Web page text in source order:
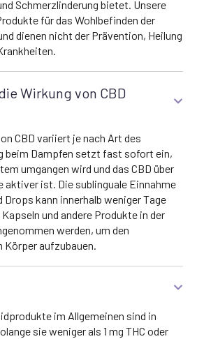
Schmerzlinderung bietet. Unsere
für das Wohlbefinden der
dienen nicht der Prävention, Heilung
Wirkung von CBD
CBD variiert je nach Art des
beim Dampfen setzt fast sofort ein,
umgangen wird und das CBD über
aktiver ist. Die sublinguale Einnahme
Drops kann innerhalb weniger Tage
und andere Produkte in der
werden, um den
Körper aufzubauen.
im Allgemeinen sind in
sie weniger als 1 mg THC oder